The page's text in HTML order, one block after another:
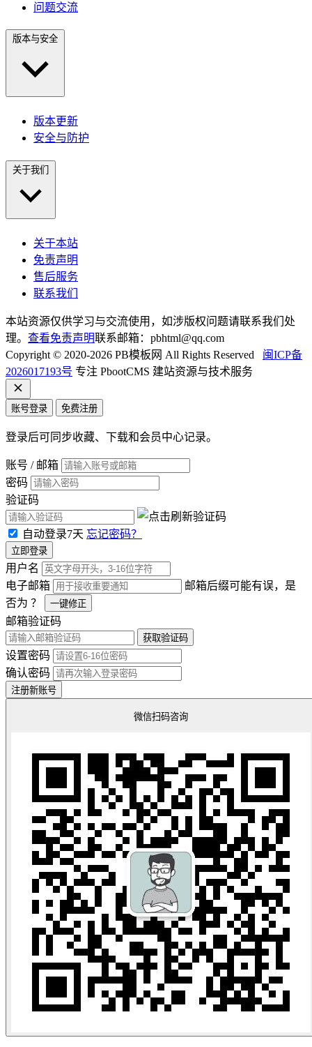
问题交流
版本与安全
版本更新
安全与防护
关于我们
关于本站
免责声明
售后服务
联系我们
本站资源仅供学习与交流使用，如涉版权问题请联系我们处
理。 查看免责声明联系邮箱：pbhtml@qq.com
Copyright © 2020-2026 PB模板网 All Rights Reserved 闽ICP备
2026017193号 专注 PbootCMS 建站资源与技术服务
账号登录 免费注册
登录后可同步收藏、下载和会员中心记录。
账号 / 邮箱
密码
验证码
自动登录7天 忘记密码？
立即登录
用户名
电子邮箱
邮箱后缀可能有误，是
否为 ？ 一键修正
邮箱验证码
获取验证码
设置密码
确认密码
注册新账号
微信扫码咨询